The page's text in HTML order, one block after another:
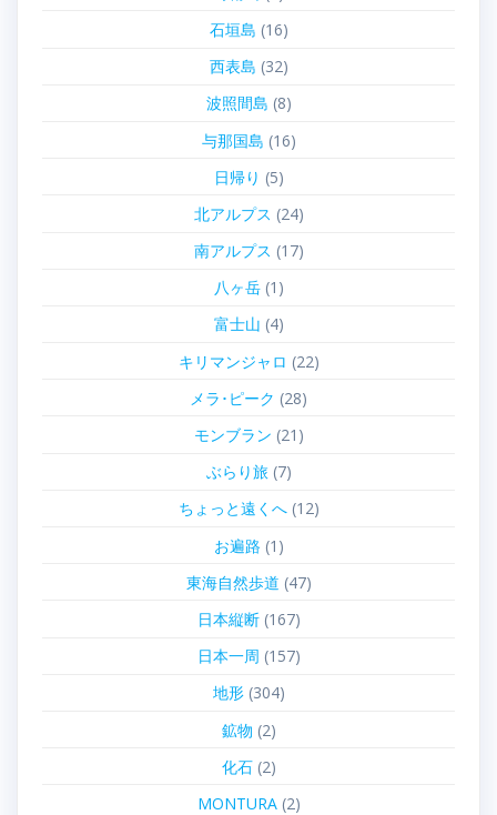
石垣島 (16)
西表島 (32)
波照間島 (8)
与那国島 (16)
日帰り (5)
北アルプス (24)
南アルプス (17)
八ヶ岳(1)
富士山 (4)
キリマンジャロ (22)
メラ･ピーク (28)
モンブラン (21)
ぶらり旅(7)
ちょっと遠くへ(12)
お遍路 (1)
東海自然歩道 (47)
日本縦断(167)
日本一周 (157)
地形(304)
鉱物 (2)
化石(2)
MONTURA(2)